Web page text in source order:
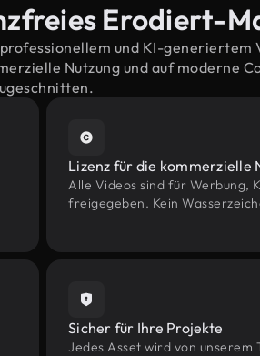
Erodiert-
und KI-generiertem
Nutzung und auf moderne
Lizenz für die kommerzielle
Alle Videos sind für Werbung,
freigegeben. Kein
Sicher für Ihre Projekte
Jedes Asset wird von